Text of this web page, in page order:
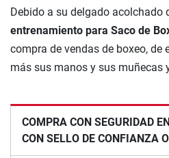
COMPRA CON SEGURIDAD
CON SELLO DE CONFIANZA
Debido a su delgado acolchado
entrenamiento para Saco de
compra de vendas de boxeo, de
más sus manos y sus muñecas